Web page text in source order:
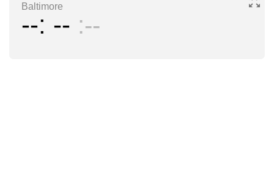
Baltimore
-- -- --